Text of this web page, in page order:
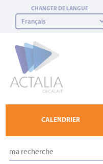
Panneau de gestion des
CHANGER DE LANGUE
CALENDRIER